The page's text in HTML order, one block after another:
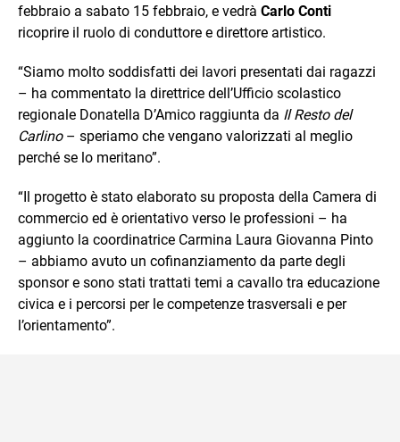
febbraio a sabato 15 febbraio, e vedrà Carlo Conti
ricoprire il ruolo di conduttore e direttore artistico.
“Siamo molto soddisfatti dei lavori presentati dai ragazzi
– ha commentato la direttrice dell’Ufficio scolastico
regionale Donatella D’Amico raggiunta da Il Resto del
Carlino– speriamo che vengano valorizzati al meglio
perché se lo meritano”.
“Il progetto è stato elaborato su proposta della Camera di
commercio ed è orientativo verso le professioni – ha
aggiunto la coordinatrice Carmina Laura Giovanna Pinto
– abbiamo avuto un cofinanziamento da parte degli
sponsor e sono stati trattati temi a cavallo tra educazione
civica e i percorsi per le competenze trasversali e per
l’orientamento”.